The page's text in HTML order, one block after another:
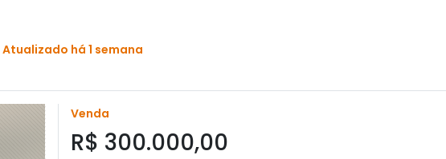
Atualizado há 1 semana
Venda
R$ 300.000,00